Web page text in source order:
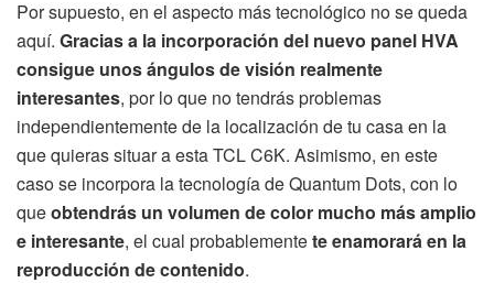
Por supuesto, en el aspecto más tecnológico no se queda
aquí. Gracias a la incorporación del nuevo panel HVA
consigue unos ángulos de visión realmente
interesantes, por lo que no tendrás problemas
independientemente de la localización de tu casa en la
que quieras situar a esta TCL C6K. Asimismo, en este
caso se incorpora la tecnología de Quantum Dots, con lo
queobtendrás un volumen de color mucho más amplio
e interesante, el cual probablementete enamorará en la
reproducción de contenido.